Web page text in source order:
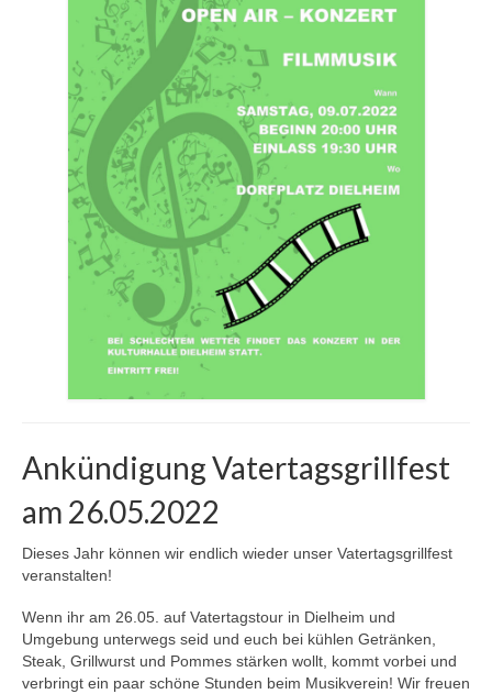
Ankündigung Vatertagsgrillfest
am 26.05.2022
Dieses Jahr können wir endlich wieder unser Vatertagsgrillfest
veranstalten!
Wenn ihr am 26.05. auf Vatertagstour in Dielheim und
Umgebung unterwegs seid und euch bei kühlen Getränken,
Steak, Grillwurst und Pommes stärken wollt, kommt vorbei und
verbringt ein paar schöne Stunden beim Musikverein! Wir freuen